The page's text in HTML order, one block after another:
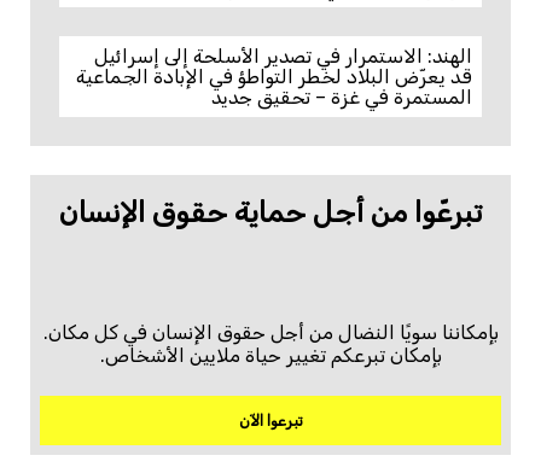
الهند: الاستمرار في تصدير الأسلحة إلى إسرائيل
قد يعرّض البلاد لخطر التواطؤ في الإبادة الجماعية
المستمرة في غزة – تحقيق جديد
تبرعّوا من أجل حماية حقوق الإنسان
بإمكاننا سويًا النضال من أجل حقوق الإنسان في كل مكان.
بإمكان تبرعكم تغيير حياة ملايين الأشخاص.
تبرعوا الآن